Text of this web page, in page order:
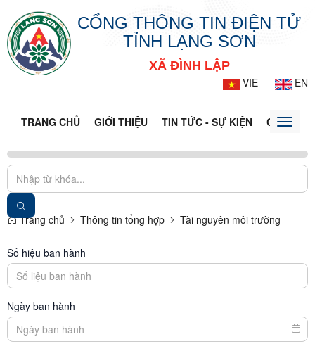
CỔNG THÔNG TIN ĐIỆN TỬ
TỈNH LẠNG SƠN
XÃ ĐÌNH LẬP
VIE
EN
TRANG CHỦ GIỚI THIỆU TIN TỨC - SỰ KIỆN CỔNGToggle
Trang chủ Thông tin tổng hợp Tài nguyên môi trường
Số hiệu ban hành
Ngày ban hành